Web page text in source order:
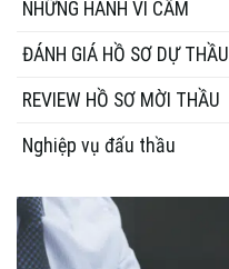
NHỮNG HÀNH VI CẤM
ĐÁNH GIÁ HỒ SƠ DỰ THẦU
REVIEW HỒ SƠ MỜI THẦU
Nghiệp vụ đấu thầu